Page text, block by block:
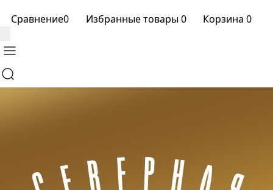
Сравнение0 Избранные товары0 Корзина 0